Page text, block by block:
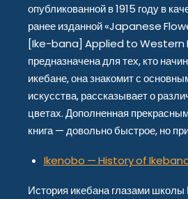
опубликованной в 1915 году в
ранее изданной «Japanese
[Ike-bana] Applied to Western
предназначена для тех, кто
икебане, она знакомит с
искусства, рассказывает о
цветах. Дополненная
книга — довольно быстрое, но
Ikenobo — History of
История икебана глазами школы